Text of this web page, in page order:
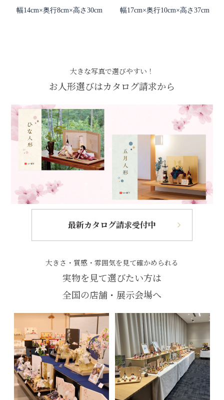
幅14cm×奥行8cm×高さ30cm 幅17cm×奥行10cm×高さ37cm
大きな写真で選びやすい！
お人形選びはカタログ請求から
最新カタログ請求受付中
大きさ・質感・雰囲気を見て確かめられる
実物を見て選びたい方は
全国の店舗・展示会場へ